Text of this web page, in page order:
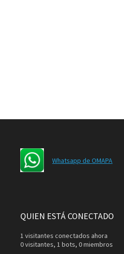
Whatsapp de OMAPA
QUIEN ESTÁ CONECTADO
1 visitantes conectados ahora
0 visitantes, 1 bots, 0 miembros